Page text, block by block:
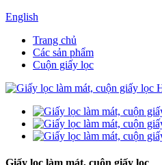
English
Trang chủ
Các sản phẩm
Cuộn giấy lọc